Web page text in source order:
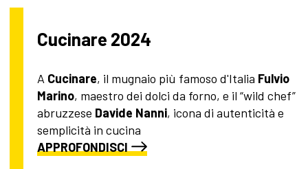
Cucinare 2024
A Cucinare, il mugnaio più famoso d'Italia Fulvio
Marino, maestro dei dolci da forno, e il “wild chef”
abruzzese Davide Nanni, icona di autenticità e
semplicità in cucina
APPROFONDISCI